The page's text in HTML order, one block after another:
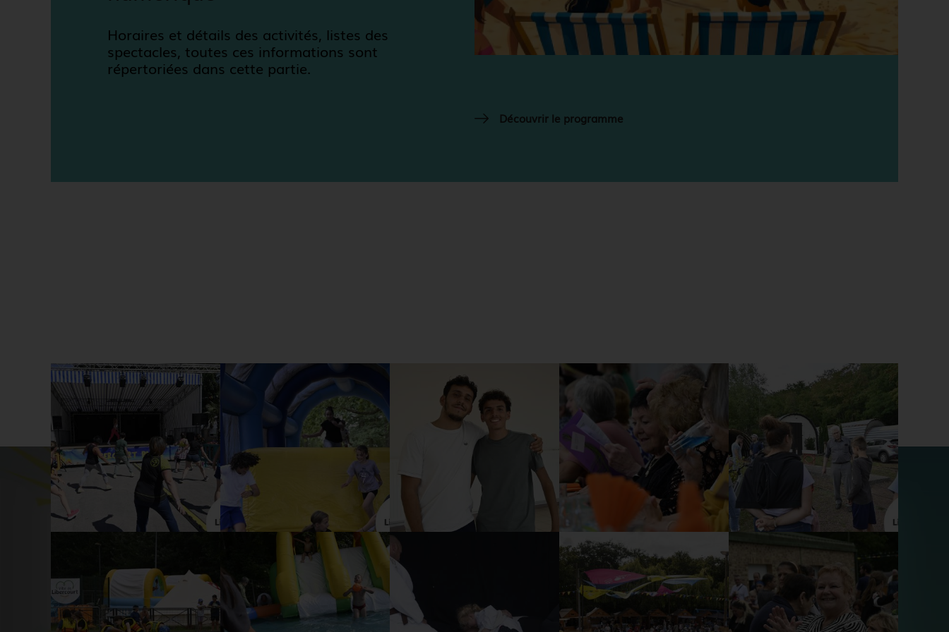
Horaires et détails des activités, listes des
spectacles, toutes ces informations sont
répertoriées dans cette partie.
Découvrir le programme